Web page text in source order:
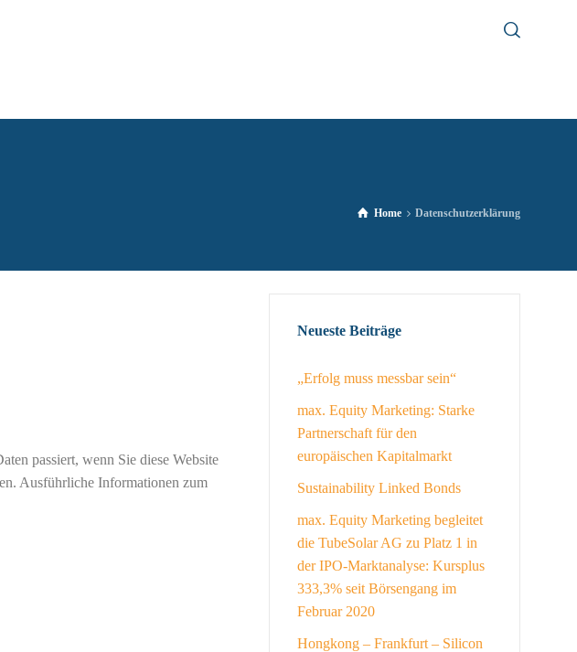
Home Datenschutzerklärung
passiert, wenn Sie diese Website
Ausführliche Informationen zum
Neueste Beiträge
„Erfolg muss messbar sein“
max. Equity Marketing: Starke
Partnerschaft für den
europäischen Kapitalmarkt
Sustainability Linked Bonds
max. Equity Marketing begleitet
die TubeSolar AG zu Platz 1 in
der IPO-Marktanalyse: Kursplus
333,3% seit Börsengang im
Februar 2020
Hongkong – Frankfurt – Silicon